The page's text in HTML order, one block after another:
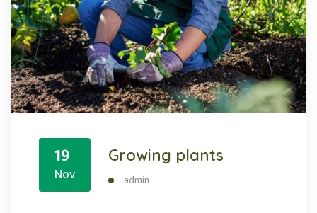
19
Nov
Growing plants
admin